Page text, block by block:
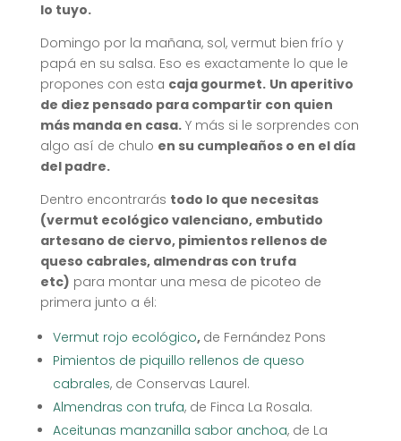
lo tuyo.
Domingo por la mañana, sol, vermut bien frío y
papá en su salsa. Eso es exactamente lo que le
propones con esta caja gourmet. Un aperitivo
de diez pensado para compartir con quien
más manda en casa.Y más si le sorprendes con
algo así de chulo en su cumpleaños o en el día
del padre.
Dentro encontrarás todo lo que necesitas
(vermut ecológico valenciano, embutido
artesano de ciervo, pimientos rellenos de
queso cabrales, almendras con trufa
etc) para montar una mesa de picoteo de
primera junto a él:
Vermut rojo ecológico, de Fernández Pons
Pimientos de piquillo rellenos de queso
cabrales, de Conservas Laurel.
Almendras con trufa, de Finca La Rosala.
Aceitunas manzanilla sabor anchoa, de La